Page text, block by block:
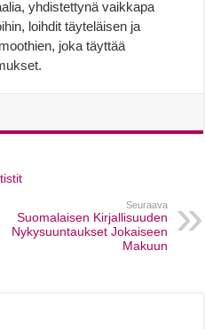
yhdistettynä vaikkapa
loihdit täyteläisen ja
joka täyttää
Seuraava
Suomalaisen Kirjallisuuden
Nykysuuntaukset Jokaiseen
Makuun